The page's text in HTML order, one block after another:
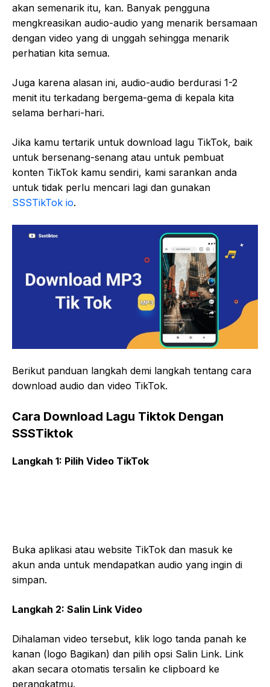
akan semenarik itu, kan. Banyak pengguna
mengkreasikan audio-audio yang menarik bersamaan
dengan video yang di unggah sehingga menarik
perhatian kita semua.
Juga karena alasan ini, audio-audio berdurasi 1-2
menit itu terkadang bergema-gema di kepala kita
selama berhari-hari.
Jika kamu tertarik untuk download lagu TikTok, baik
untuk bersenang-senang atau untuk pembuat
konten TikTok kamu sendiri, kami sarankan anda
untuk tidak perlu mencari lagi dan gunakan
SSSTikTok io.
Berikut panduan langkah demi langkah tentang cara
download audio dan video TikTok.
Cara Download Lagu Tiktok Dengan
SSSTiktok
Langkah 1: Pilih Video TikTok
Buka aplikasi atau website TikTok dan masuk ke
akun anda untuk mendapatkan audio yang ingin di
simpan.
Langkah 2: Salin Link Video
Dihalaman video tersebut, klik logo tanda panah ke
kanan (logo Bagikan) dan pilih opsi Salin Link. Link
akan secara otomatis tersalin ke clipboard ke
perangkatmu.